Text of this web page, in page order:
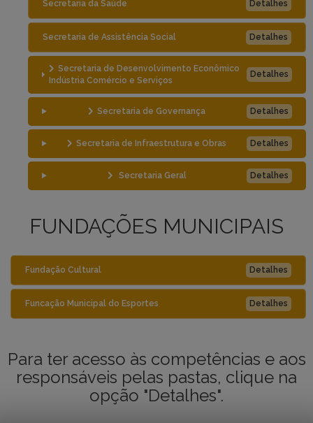
Secretaria da Saúde Detalhes
Secretaria de Assistência Social Detalhes
Secretaria de Desenvolvimento Econômico
Indústria Comércio e Serviços
Detalhes
Secretaria de Governança Detalhes
Secretaria de Infraestrutura e Obras Detalhes
Secretaria Geral Detalhes
FUNDAÇÕES MUNICIPAIS
Fundação Cultural Detalhes
Funcação Municipal do Esportes Detalhes
Para ter acesso às competências e aos
responsáveis pelas pastas, clique na
opção "Detalhes".